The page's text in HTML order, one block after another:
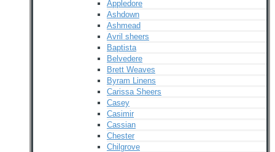
Appledore
Ashdown
Ashmead
Avril sheers
Baptista
Belvedere
Brett Weaves
Byram Linens
Carissa Sheers
Casey
Casimir
Cassian
Chester
Chilgrove